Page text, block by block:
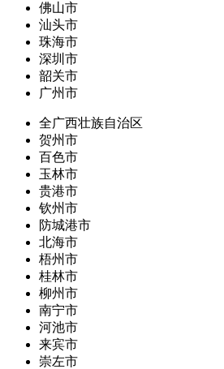
佛山市
汕头市
珠海市
深圳市
韶关市
广州市
全广西壮族自治区
贺州市
百色市
玉林市
贵港市
钦州市
防城港市
北海市
梧州市
桂林市
柳州市
南宁市
河池市
来宾市
崇左市